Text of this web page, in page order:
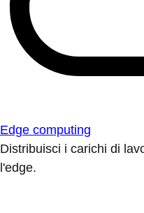
Edge computing
Distribuisci i carichi di
l'edge.